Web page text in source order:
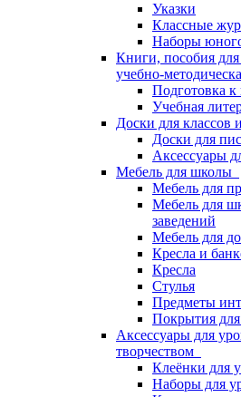
Указки
Классные
Наборы
Книги, пособия
учебно-
Подготовка к
Учебная
Доски для классов
Доски для
Аксессуары
Мебель для школы
Мебель для
Мебель для
заведений
Мебель для
Кресла и
Кресла
Стулья
Предметы
Покрытия
Аксессуары для
творчеством
Клеёнки для
Наборы для